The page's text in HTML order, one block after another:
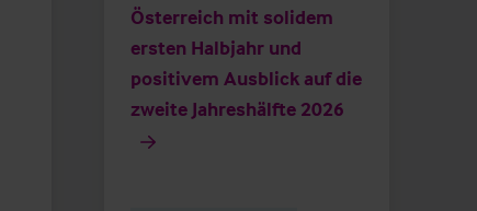
Österreich mit solidem
ersten Halbjahr und
positivem Ausblick auf die
zweite Jahreshälfte 2026